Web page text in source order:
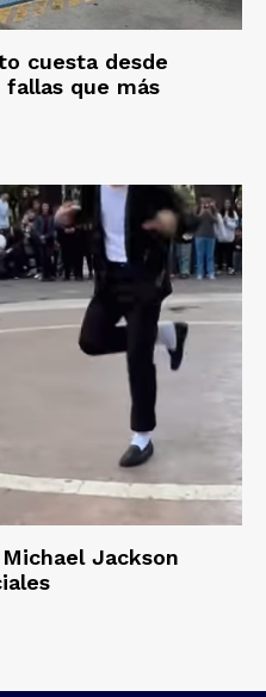
cuesta desde
fallas que más
Jackson